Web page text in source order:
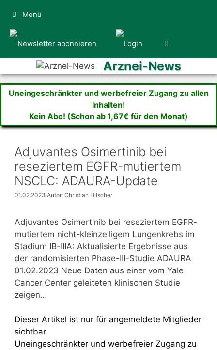
Inhalt
springen
Menü
Arznei-News
Uneingeschränkter und werbefreier Zugang zu allen
Inhalten!
Kein Abo! (Schon ab 1,67€ für den Monat)
Adjuvantes Osimertinib bei
reseziertem EGFR-mutiertem
NSCLC: ADAURA-Update
01.02.2023 Autor: Christian Hilscher
Adjuvantes Osimertinib bei reseziertem EGFR-
mutiertem nicht-kleinzelligem Lungenkrebs im
Stadium IB-IIIA: Aktualisierte Ergebnisse aus
der randomisierten Phase-III-Studie ADAURA
01.02.2023 Neue Daten aus einer vom Yale
Cancer Center geleiteten klinischen Studie
zeigen…
Dieser Artikel ist nur für angemeldete Mitglieder
sichtbar.
Uneingeschränkter und werbefreier Zugang zu